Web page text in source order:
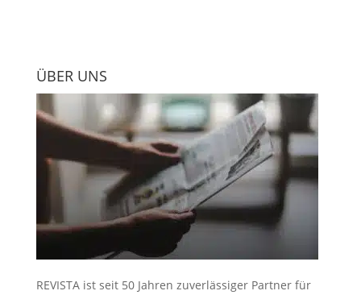
ÜBER UNS
REVISTA ist seit 50 Jahren zuverlässiger Partner für